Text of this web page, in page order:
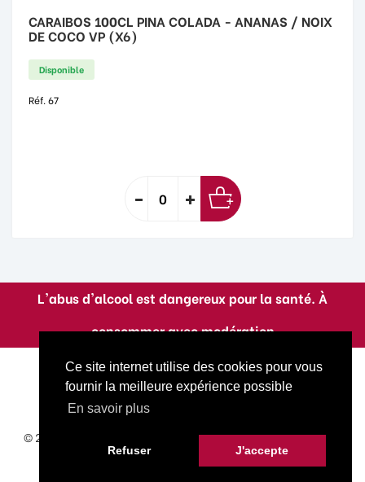
Ce site internet utilise des cookies pour vous
fournir la meilleure expérience possible
En savoir plus
Refuser J'accepte
CARAIBOS 100CL PINA COLADA - ANANAS / NOIX
DE COCO VP (X6)
Disponible
Réf. 67
L'abus d'alcool est dangereux pour la santé. À
consommer avec modération
© 2022 La Cave A Titoune. Tous droits réservés. Site réalisé